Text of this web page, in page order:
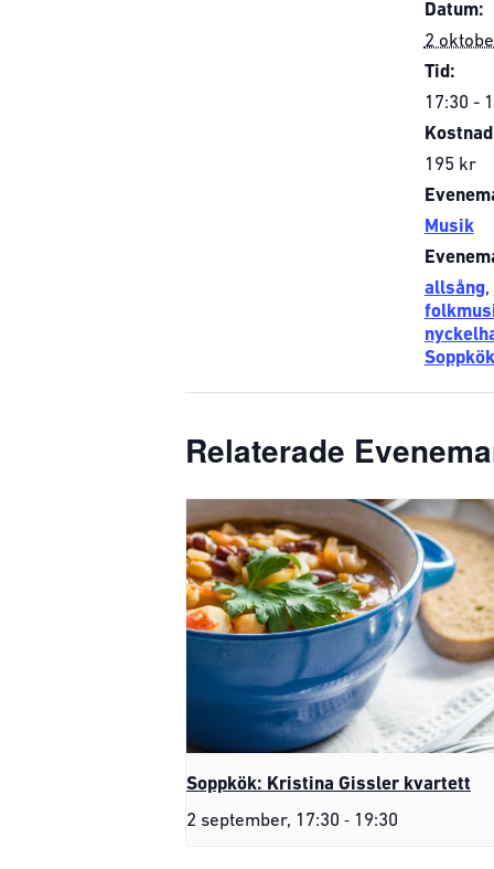
Datum:
2
Tid:
17:30 -
195 kr
Musik
allsång,
Relaterade
Soppkök: Kristina Gissler kvartett
2 september, 17:30 - 19:30